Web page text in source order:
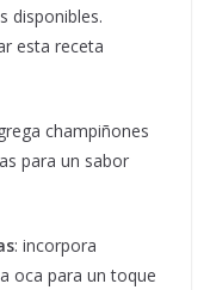
disponibles.
esta receta
champiñones
para un sabor
: incorpora
oca para un toque